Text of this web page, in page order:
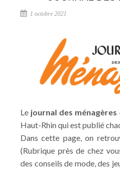
1 octobre 2021
Le journal des ménagères
Haut-Rhin qui est publié
Dans cette page, on
(Rubrique près de chez
des conseils de mode, des